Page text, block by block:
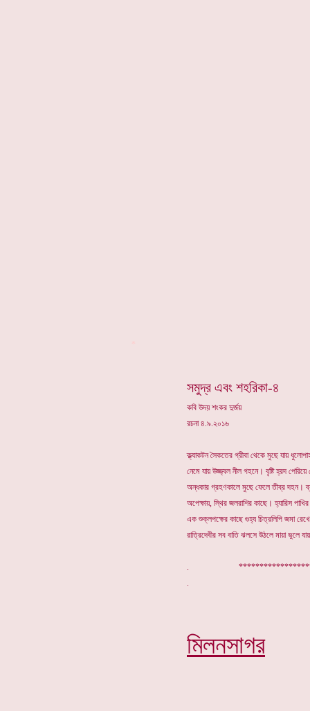
সমুদ্র এবং শহরিকা-৪
কবি উদয় শংকর দুর্জয়
রচনা ৪.৯.২০১৬
ক্ল্যাকটন সৈকতের গ্রীবা থেকে মুছে যায়
নেমে যায় উজ্জ্বল নীল গহনে। বৃষ্টি হ্রদ
অন্ধকার গ্রহণকালে মুছে ফেলে তীব্র দহন।
অপেক্ষায়, স্থির জলরাশির কাছে। হ্যারিস
এক শুক্লপক্ষের কাছে গুহ্য চিত্রলিপি জমা
রাত্রিদেবীর সব বাতি ঝলসে উঠলে মায়া ভুলে
.
মিলনসাগর